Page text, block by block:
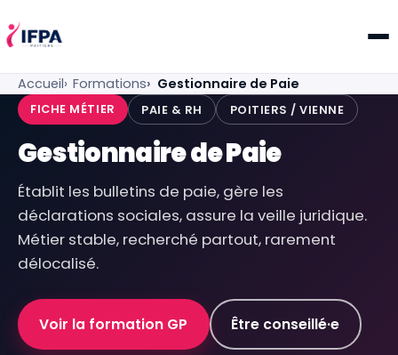
IFPA Poitiers — Centre de formation professionnelle
Accueil Formations Gestionnaire de Paie
FICHE MÉTIER PAIE & RH POITIERS / VIENNE
Gestionnaire de Paie
Établit les bulletins de paie, gère les
déclarations sociales, assure la veille juridique.
Métier stable, recherché partout, rarement
délocalisé.
Voir la formation GP Être conseillé·e